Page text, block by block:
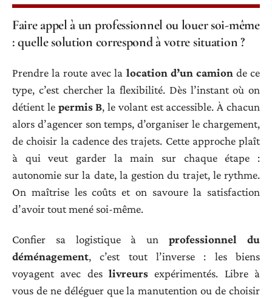
Faire appel à un professionnel ou louer soi-même
: quelle solution correspond à votre situation ?
Prendre la route avec la location d’un camion de ce
type, c’est chercher la flexibilité. Dès l’instant où on
détient le permis B, le volant est accessible. À chacun
alors d’agencer son temps, d’organiser le chargement,
de choisir la cadence des trajets. Cette approche plaît
à qui veut garder la main sur chaque étape :
autonomie sur la date, la gestion du trajet, le rythme.
On maîtrise les coûts et on savoure la satisfaction
d’avoir tout mené soi-même.
Confier sa logistique à unprofessionnel du
déménagement, c’est tout l’inverse : les biens
voyagent avec des livreurs expérimentés. Libre à
vous de ne déléguer que la manutention ou de choisir